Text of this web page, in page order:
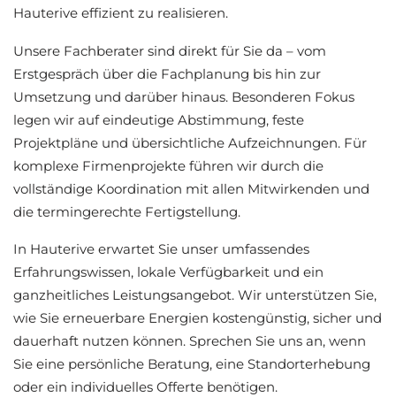
Hauterive effizient zu realisieren.
Unsere Fachberater sind direkt für Sie da – vom
Erstgespräch über die Fachplanung bis hin zur
Umsetzung und darüber hinaus. Besonderen Fokus
legen wir auf eindeutige Abstimmung, feste
Projektpläne und übersichtliche Aufzeichnungen. Für
komplexe Firmenprojekte führen wir durch die
vollständige Koordination mit allen Mitwirkenden und
die termingerechte Fertigstellung.
In Hauterive erwartet Sie unser umfassendes
Erfahrungswissen, lokale Verfügbarkeit und ein
ganzheitliches Leistungsangebot. Wir unterstützen Sie,
wie Sie erneuerbare Energien kostengünstig, sicher und
dauerhaft nutzen können. Sprechen Sie uns an, wenn
Sie eine persönliche Beratung, eine Standorterhebung
oder ein individuelles Offerte benötigen.